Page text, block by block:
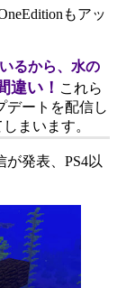
もアッ
るから、水の
違い！ これら
デートを配信し
まいます。
が発表、PS4以